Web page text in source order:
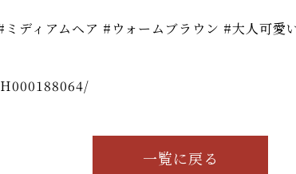
ディアムヘア #ウォームブラウン #大人可
一覧に戻る